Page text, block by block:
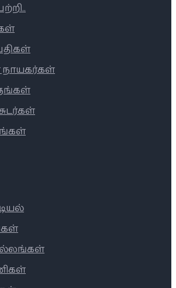
நாயகர்கள்